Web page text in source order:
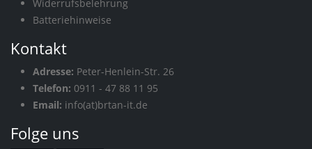
Widerrufsbelehrung
Batteriehinweise
Kontakt
Adresse: Peter-Henlein-Str. 26
Telefon: 0911 - 47 88 11 95
Email: info(at)brtan-it.de
Folge uns